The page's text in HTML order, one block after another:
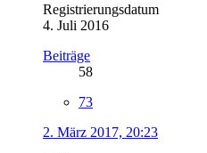
Registrierungsdatum
4. Juli 2016
Beiträge
58
73
2. März 2017, 20:23